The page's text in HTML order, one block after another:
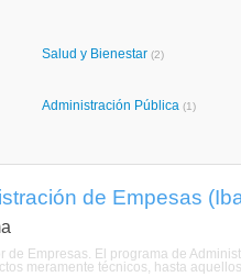
Salud y Bienestar (2)
Administración Pública (1)
de Empesas
de Empresas. El programa de
meramente técnicos, hasta